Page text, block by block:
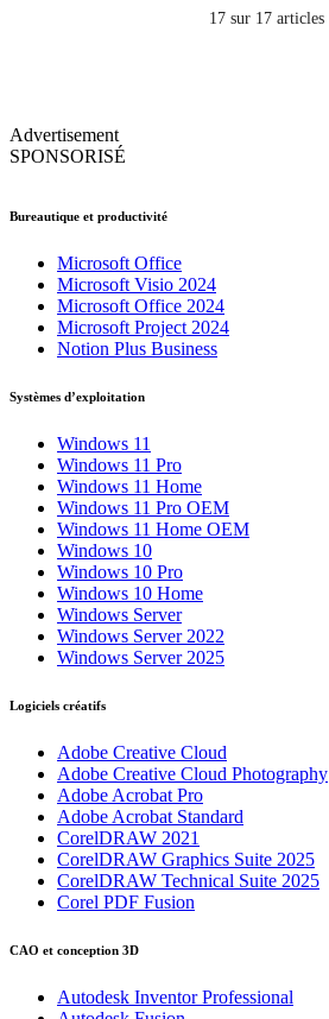
17 sur 17 articles
Advertisement
SPONSORISÉ
Bureautique et productivité
Microsoft Office
Microsoft Visio 2024
Microsoft Office 2024
Microsoft Project 2024
Notion Plus Business
Systèmes d’exploitation
Windows 11
Windows 11 Pro
Windows 11 Home
Windows 11 Pro OEM
Windows 11 Home OEM
Windows 10
Windows 10 Pro
Windows 10 Home
Windows Server
Windows Server 2022
Windows Server 2025
Logiciels créatifs
Adobe Creative Cloud
Adobe Creative Cloud Photography
Adobe Acrobat Pro
Adobe Acrobat Standard
CorelDRAW 2021
CorelDRAW Graphics Suite 2025
CorelDRAW Technical Suite 2025
Corel PDF Fusion
CAO et conception 3D
Autodesk Inventor Professional